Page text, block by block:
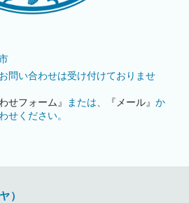
問い合わせは受け付けておりませ
せフォーム』
または、 『メール』か
せください。
）